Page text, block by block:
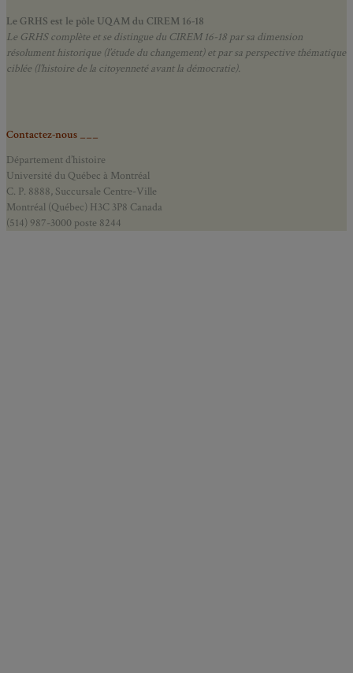
Le GRHS est le pôle UQAM du CIREM 16-18
Le GRHS complète et se distingue du CIREM 16-18 par sa dimension
résolument historique (l’étude du changement) et par sa perspective thématique
ciblée (l’histoire de la citoyenneté avant la démocratie).
Contactez-nous ___
Département d’histoire
Université du Québec à Montréal
C. P. 8888, Succursale Centre-Ville
Montréal (Québec) H3C 3P8 Canada
(514) 987-3000 poste 8244